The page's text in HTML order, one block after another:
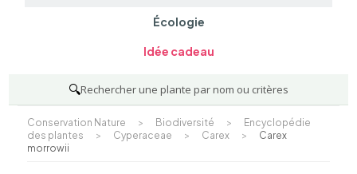
Écologie
Idée cadeau
🔍Rechercher une plante par nom ou critères
Conservation Nature > Biodiversité >
Encyclopédie
des plantes
> Cyperaceae > Carex >
Carex
morrowii